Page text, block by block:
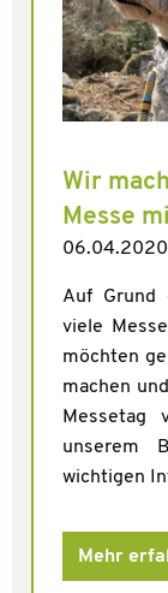
Wir
Messe
06.04.2020
Auf Grund
viele
möchten
machen
Messetag
unserem
wichtigen
Mehr